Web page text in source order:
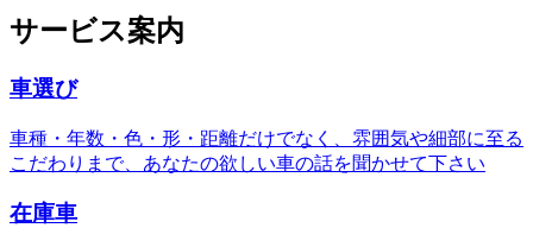
サービス案内
車選び
車種・年数・色・形・距離だけでなく、雰囲気や細部に至る
こだわりまで、あなたの欲しい車の話を聞かせて下さい
在庫車